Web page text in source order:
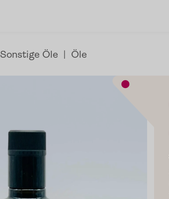
Sonstige Öle | Öle